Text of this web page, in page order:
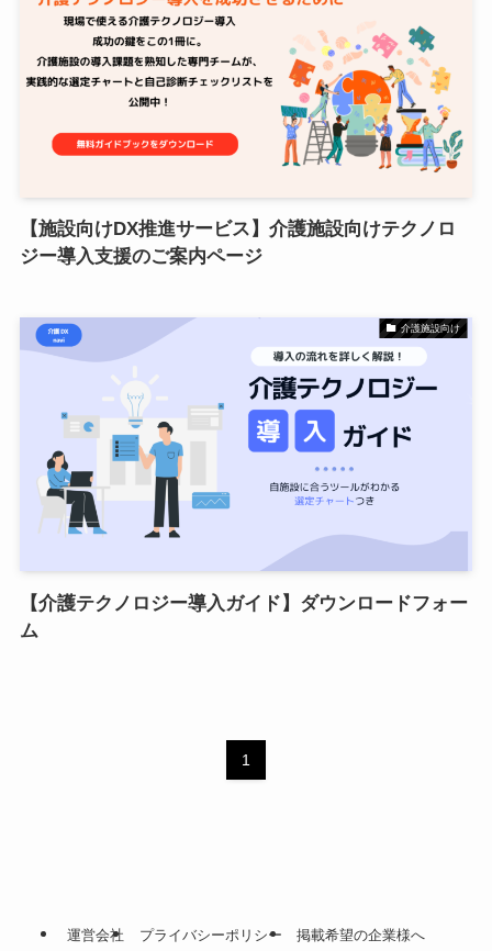
【施設向けDX推進サービス】介護施設向けテクノロ
ジー導入支援のご案内ページ
介護施設向け
【介護テクノロジー導入ガイド】ダウンロードフォー
ム
1
運営会社 プライバシーポリシー 掲載希望の企業様へ